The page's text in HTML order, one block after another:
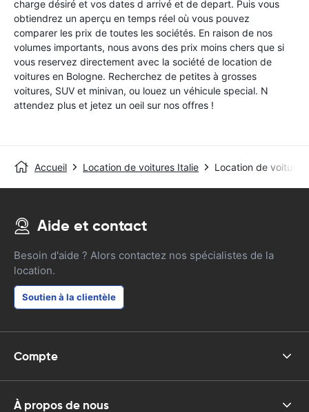
charge désiré et vos dates d arrivé et de depart. Puis vous
obtiendrez un aperçu en temps réel où vous pouvez
comparer les prix de toutes les sociétés. En raison de nos
volumes importants, nous avons des prix moins chers que si
vous reservez directement avec la société de location de
voitures en Bologne. Recherchez de petites à grosses
voitures, SUV et minivan, ou louez un véhicule special. N
attendez plus et jetez un oeil sur nos offres !
Accueil Location de voitures Italie Location de voitures
Aide et contact
Besoin d'aide ? Alors contactez nos spécialistes de la
location.
Soutien à la clientèle
Compte
À propos de nous